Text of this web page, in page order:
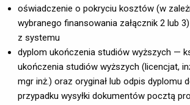
oświadczenie o pokryciu kosztów (w
wybranego finansowania załącznik 2 lub
z systemu
dyplom ukończenia studiów wyższych —
ukończenia studiów wyższych (licencjat,
mgr inż.) oraz oryginał lub odpis dyplomu
przypadku wysyłki dokumentów pocztą